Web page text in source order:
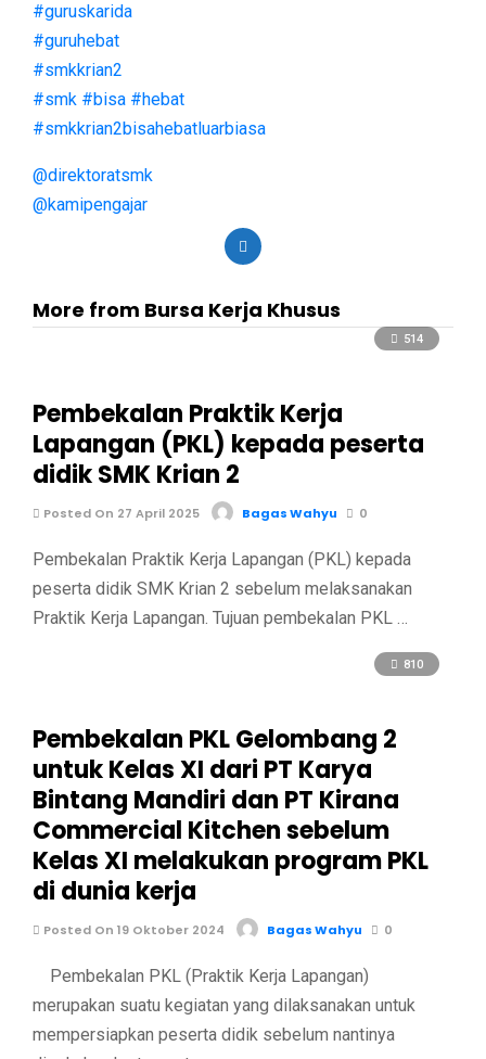
#guruskarida
#guruhebat
#smkkrian2
#smk #bisa #hebat
#smkkrian2bisahebatluarbiasa
@direktoratsmk
@kamipengajar
More from Bursa Kerja Khusus
514
Pembekalan Praktik Kerja
Lapangan (PKL) kepada peserta
didik SMK Krian 2
Posted On 27 April 2025 Bagas Wahyu 0
Pembekalan Praktik Kerja Lapangan (PKL) kepada
peserta didik SMK Krian 2 sebelum melaksanakan
Praktik Kerja Lapangan. Tujuan pembekalan PKL …
810
Pembekalan PKL Gelombang 2
untuk Kelas XI dari PT Karya
Bintang Mandiri dan PT Kirana
Commercial Kitchen sebelum
Kelas XI melakukan program PKL
di dunia kerja
Posted On 19 Oktober 2024 Bagas Wahyu 0
Pembekalan PKL (Praktik Kerja Lapangan)
merupakan suatu kegiatan yang dilaksanakan untuk
mempersiapkan peserta didik sebelum nantinya